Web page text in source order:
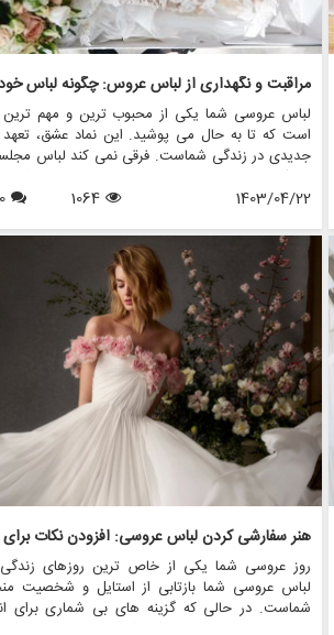
لباس عروسی شما یکی از محبوب ترین و مهم
است که تا به حال می پوشید. این نماد عشق،
جدیدی در زندگی شماست. فرقی نمی کند لباس
بوتیک های عروس مانند مزون چرخچی خریداری کرده
میراث خانوادگی باشد، مراقبت و نگهداری مناسب برای
1403/04/22
1064
0
روز عروسی شما یکی از خاص ترین روزهای
لباس عروسی شما بازتابی از استایل و شخصیت
شماست. در حالی که گزینه های بی شماری برای